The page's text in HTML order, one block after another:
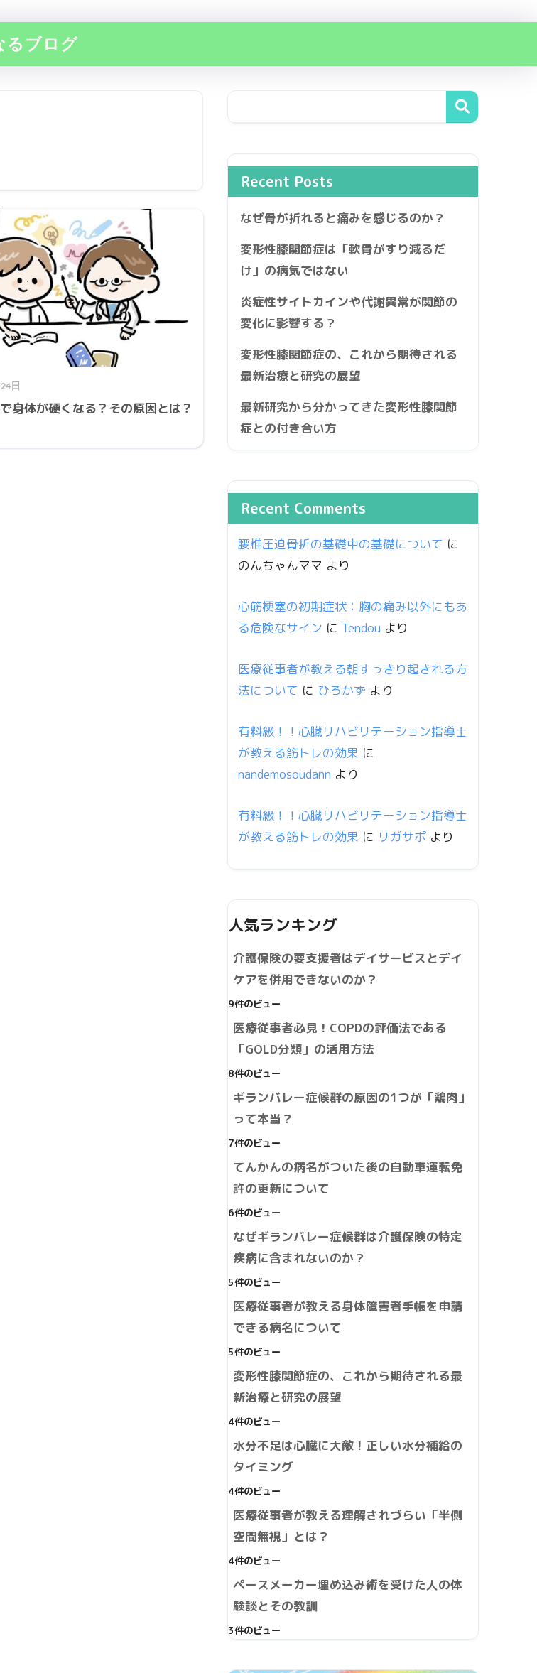
るブログ
日
身体が硬くなる？その原因とは？
Recent Posts
なぜ骨が折れると痛みを感じるのか？
変形性膝関節症は「軟骨がすり減るだ
け」の病気ではない
炎症性サイトカインや代謝異常が関節の
変化に影響する？
変形性膝関節症の、これから期待される
最新治療と研究の展望
最新研究から分かってきた変形性膝関節
症との付き合い方
Recent Comments
腰椎圧迫骨折の基礎中の基礎について に
のんちゃんママ より
心筋梗塞の初期症状：胸の痛み以外にもあ
る危険なサイン に Tendou より
医療従事者が教える朝すっきり起きれる方
法について に ひろかず より
有料級！！心臓リハビリテーション指導士
が教える筋トレの効果 に
nandemosoudann より
有料級！！心臓リハビリテーション指導士
が教える筋トレの効果 に リガサポ より
人気ランキング
介護保険の要支援者はデイサービスとデイ
ケアを併用できないのか？
9件のビュー
医療従事者必見！COPDの評価法である
「GOLD分類」の活用方法
8件のビュー
ギランバレー症候群の原因の1つが「鶏肉」
って本当？
7件のビュー
てんかんの病名がついた後の自動車運転免
許の更新について
6件のビュー
なぜギランバレー症候群は介護保険の特定
疾病に含まれないのか？
5件のビュー
医療従事者が教える身体障害者手帳を申請
できる病名について
5件のビュー
変形性膝関節症の、これから期待される最
新治療と研究の展望
4件のビュー
水分不足は心臓に大敵！正しい水分補給の
タイミング
4件のビュー
医療従事者が教える理解されづらい「半側
空間無視」とは？
4件のビュー
ペースメーカー埋め込み術を受けた人の体
験談とその教訓
3件のビュー